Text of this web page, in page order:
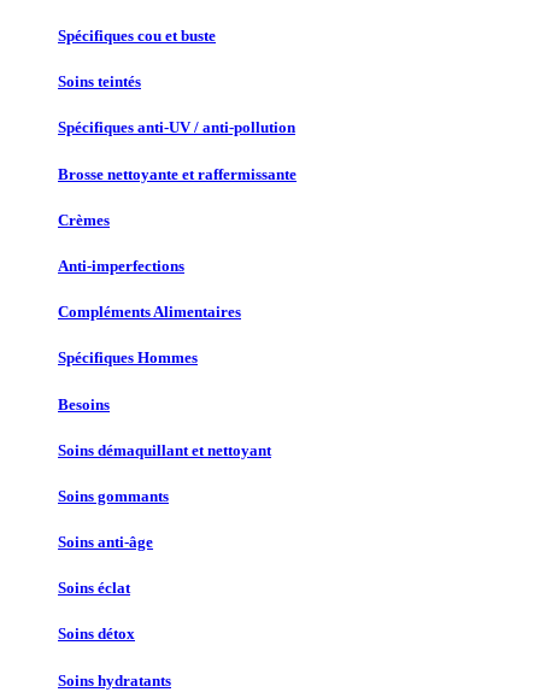
Spécifiques cou et buste
Soins teintés
Spécifiques anti-UV / anti-pollution
Brosse nettoyante et raffermissante
Crèmes
Anti-imperfections
Compléments Alimentaires
Spécifiques Hommes
Besoins
Soins démaquillant et nettoyant
Soins gommants
Soins anti-âge
Soins éclat
Soins détox
Soins hydratants